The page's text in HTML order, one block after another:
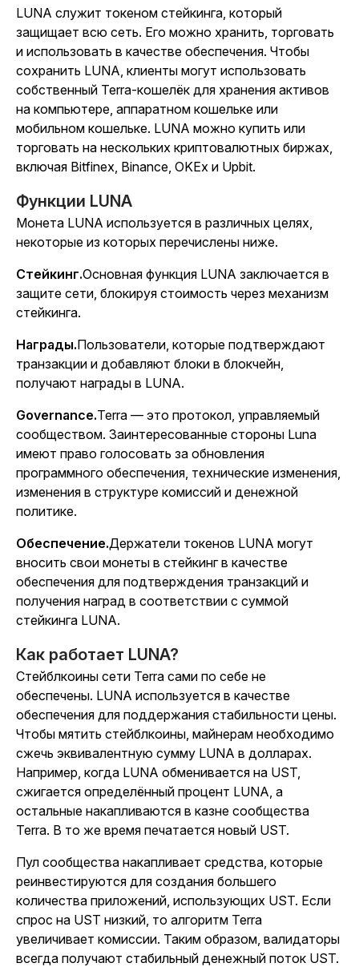
LUNA служит токеном стейкинга, который
защищает всю сеть. Его можно хранить, торговать
и использовать в качестве обеспечения. Чтобы
сохранить LUNA, клиенты могут использовать
собственный Terra-кошелёк для хранения активов
на компьютере, аппаратном кошельке или
мобильном кошельке. LUNA можно купить или
торговать на нескольких криптовалютных биржах,
включая Bitfinex, Binance, OKEx и Upbit.
Функции LUNA
Монета LUNA используется в различных целях,
некоторые из которых перечислены ниже.
Стейкинг.Основная функция LUNA заключается в
защите сети, блокируя стоимость через механизм
стейкинга.
Награды.Пользователи, которые подтверждают
транзакции и добавляют блоки в блокчейн,
получают награды в LUNA.
Governance.Terra — это протокол, управляемый
сообществом. Заинтересованные стороны Luna
имеют право голосовать за обновления
программного обеспечения, технические изменения,
изменения в структуре комиссий и денежной
политике.
Обеспечение.Держатели токенов LUNA могут
вносить свои монеты в стейкинг в качестве
обеспечения для подтверждения транзакций и
получения наград в соответствии с суммой
стейкинга LUNA.
Как работает LUNA?
Стейблкоины сети Terra сами по себе не
обеспечены. LUNA используется в качестве
обеспечения для поддержания стабильности цены.
Чтобы мятить стейблкоины, майнерам необходимо
сжечь эквивалентную сумму LUNA в долларах.
Например, когда LUNA обменивается на UST,
сжигается определённый процент LUNA, а
остальные накапливаются в казне сообщества
Terra. В то же время печатается новый UST.
Пул сообщества накапливает средства, которые
реинвестируются для создания большего
количества приложений, использующих UST. Если
спрос на UST низкий, то алгоритм Terra
увеличивает комиссии. Таким образом, валидаторы
всегда получают стабильный денежный поток UST.